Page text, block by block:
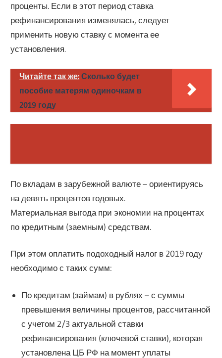
проценты. Если в этот период ставка
рефинансирования изменялась, следует
применить новую ставку с момента ее
установления.
Читайте так же: Сколько будет
пособие матерям одиночкам в
2019 году
По вкладам в зарубежной валюте – ориентируясь
на девять процентов годовых.
Материальная выгода при экономии на процентах
по кредитным (заемным) средствам.
При этом оплатить подоходный налог в 2019 году
необходимо с таких сумм:
По кредитам (займам) в рублях – с суммы
превышения величины процентов, рассчитанной
с учетом 2/3 актуальной ставки
рефинансирования (ключевой ставки), которая
установлена ЦБ РФ на момент уплаты